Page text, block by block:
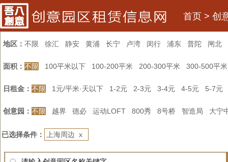
首页 > 创
地区： 不限 徐汇 静安 黄浦 长宁 卢湾 闵行 浦东 普陀 闸北
面积： 不限 100平米以下 100-200平米 200-300平米 300-500平米
日租金： 不限 1元/平米·天以下 1-2元 2-3元 3-4元 4-5元 5-7元
创意园： 不限 越界 德必 运动LOFT 800秀 8号桥 智造局 大宁
已选择条件： 上海周边 x